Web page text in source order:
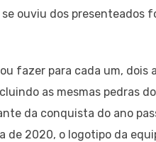
ouviu dos presenteados
fazer para cada um, dois
as mesmas pedras
da conquista do ano
de 2020, o logotipo da